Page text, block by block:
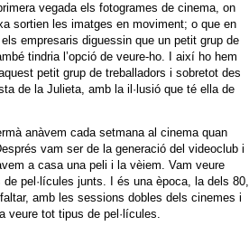
vegada els fotogrames de cinema, on
sortien les imatges en moviment; o que en
els empresaris diguessin que un petit grup de
tindria l’opció de veure-ho. I així ho hem
petit grup de treballadors i sobretot des
de la Julieta, amb la il·lusió que té ella de
anàvem cada setmana al cinema quan
vam ser de la generació del videoclub i
a casa una peli i la vèiem. Vam veure
pel·lícules junts. I és una època, la dels 80,
amb les sessions dobles dels cinemes i
veure tot tipus de pel·lícules.